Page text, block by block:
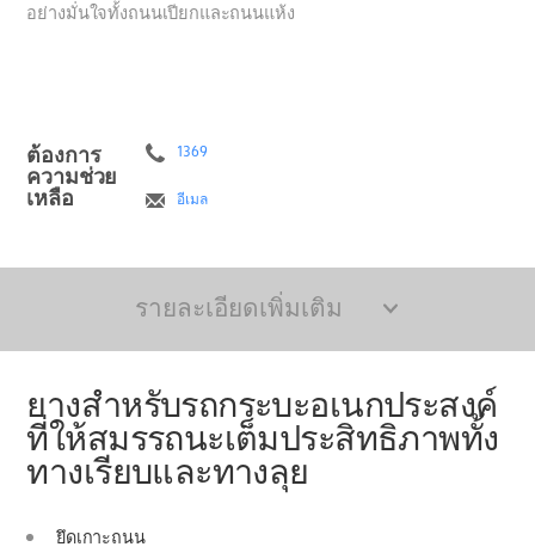
อย่างมั่นใจทั้งถนนเปียกและถนนแห้ง
ต้องการ
ความช่วย
เหลือ
1369
อีเมล
รายละเอียดเพิ่มเติม
ยางสำหรับรถกระบะอเนกประสงค์
ที่ให้สมรรถนะเต็มประสิทธิภาพทั้ง
ทางเรียบและทางลุย
ยึดเกาะถนน